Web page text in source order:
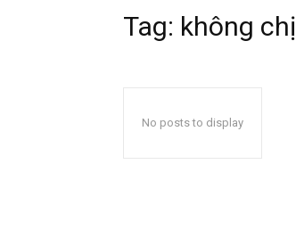
Tag: không
No posts to display